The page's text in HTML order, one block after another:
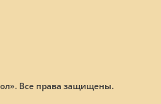
Все права защищены.